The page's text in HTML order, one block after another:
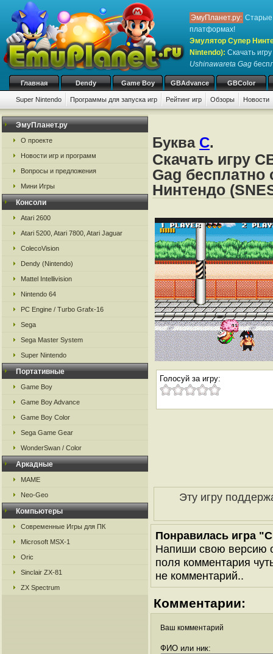
ЭмуПланет.ру: Старые
платформах!
Эмулятор Супер
Nintendo): Скачать игру
Ushinawareta Gag
Главная Dendy Game Boy GBAdvance GBColor
Super Nintendo Программы для запуска игр Рейтинг игр Обзоры Новости
Игры: # A B C D E F G H I
ЭмуПланет.ру
О проекте
Новости игр и программ
Вопросы и предложения
Мини Игры
Консоли
Atari 2600
Atari 5200, Atari 7800, Atari Jaguar
ColecoVision
Dendy (Nintendo)
Mattel Intellivision
Nintendo 64
PC Engine / Turbo Grafx-16
Sega
Sega Master System
Super Nintendo
Портативные
Game Boy
Game Boy Advance
Game Boy Color
Sega Game Gear
WonderSwan / Color
Аркадные
MAME
Neo-Geo
Компьютеры
Современные Игры для ПК
Microsoft MSX-1
Oric
Sinclair ZX-81
ZX Spectrum
Буква C.
Скачать игру
Gag
Нинтендо
Голосуй за игру:
Эту игру
Понравилась игра
Напиши свою версию
поля комментария
не комментарий..
Комментарии:
Ваш комментарий
ФИО или ник: